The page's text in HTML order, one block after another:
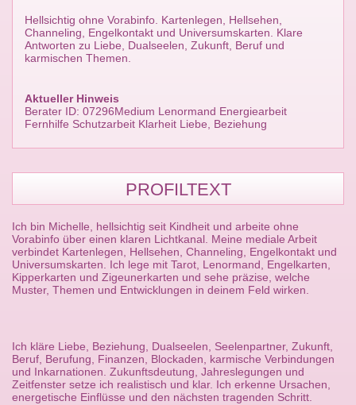
Hellsichtig ohne Vorabinfo. Kartenlegen, Hellsehen,
Channeling, Engelkontakt und Universumskarten. Klare
Antworten zu Liebe, Dualseelen, Zukunft, Beruf und
karmischen Themen.
Aktueller Hinweis
Berater ID: 07296Medium Lenormand Energiearbeit
Fernhilfe Schutzarbeit Klarheit Liebe, Beziehung
PROFILTEXT
Ich bin Michelle, hellsichtig seit Kindheit und arbeite ohne
Vorabinfo über einen klaren Lichtkanal. Meine mediale Arbeit
verbindet Kartenlegen, Hellsehen, Channeling, Engelkontakt und
Universumskarten. Ich lege mit Tarot, Lenormand, Engelkarten,
Kipperkarten und Zigeunerkarten und sehe präzise, welche
Muster, Themen und Entwicklungen in deinem Feld wirken.
Ich kläre Liebe, Beziehung, Dualseelen, Seelenpartner, Zukunft,
Beruf, Berufung, Finanzen, Blockaden, karmische Verbindungen
und Inkarnationen. Zukunftsdeutung, Jahreslegungen und
Zeitfenster setze ich realistisch und klar. Ich erkenne Ursachen,
energetische Einflüsse und den nächsten tragenden Schritt.